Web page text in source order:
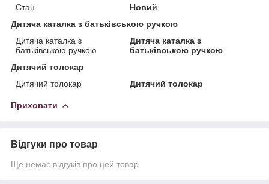
Стан
Новий
Дитяча каталка з батьківською ручкою
Дитяча каталка з
батьківською ручкою
Дитяча каталка з
батьківською ручкою
Дитячий толокар
Дитячий толокар
Дитячий толокар
Приховати
Відгуки про товар
Ще немає відгуків про цей товар